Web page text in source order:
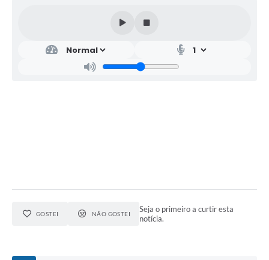
GOSTEI NÃO GOSTEI
Seja o primeiro a curtir esta
notícia.